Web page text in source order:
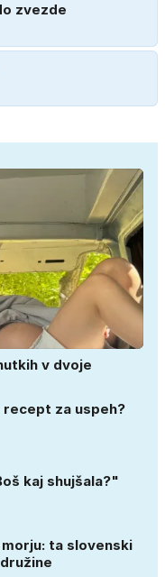
zvezde
v dvoje
za uspeh?
kaj shujšala?"
ta slovenski